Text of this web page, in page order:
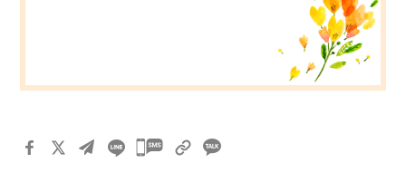
카카오톡